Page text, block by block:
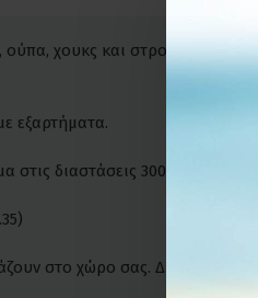
ούπα, χουκς και στρογγυλούς
εξαρτήματα.
στις διαστάσεις 300cm και
στο χώρο σας.